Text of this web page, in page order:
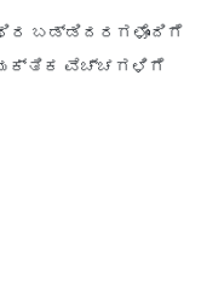
ಬಡ್ಡಿದರಗಳೊಂದಿಗೆ
ವೆಚ್ಚಗಳಿಗೆ